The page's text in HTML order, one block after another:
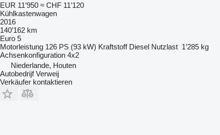
EUR 11’950 ≈ CHF 11’120
Kühlkastenwagen
2016
140’162 km
Euro 5
Motorleistung 126 PS (93 kW) Kraftstoff Diesel Nutzlast 1’285 kg
Achsenkonfiguration 4x2
Niederlande, Houten
Autobedrijf Verweij
Verkäufer kontaktieren